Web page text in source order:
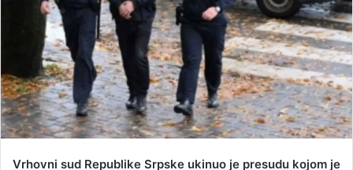
i
l
Vrhovni sud Republike Srpske ukinuo je presudu kojom je